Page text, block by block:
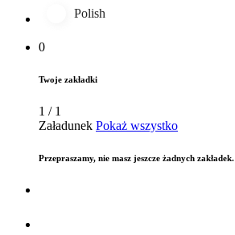
Polish
0
Twoje zakładki
1 / 1
Załadunek Pokaż wszystko
Przepraszamy, nie masz jeszcze żadnych zakładek.